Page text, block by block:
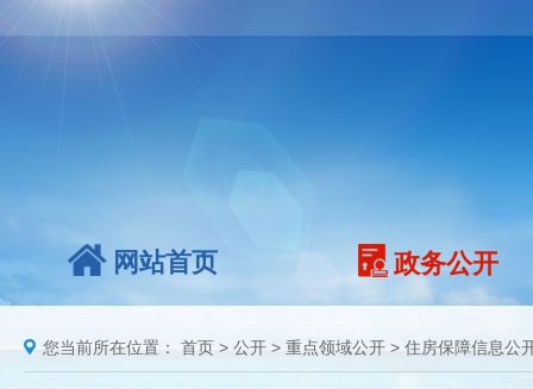
网站首页 政务公开
您当前所在位置： 首页 > 公开 > 重点领域公开 > 住房保障信息公